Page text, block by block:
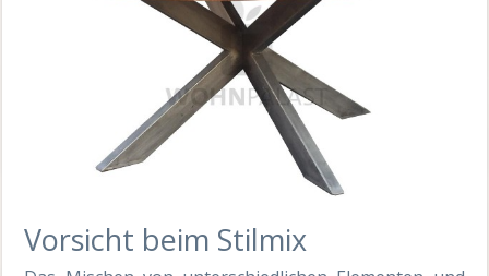
Vorsicht beim Stilmix